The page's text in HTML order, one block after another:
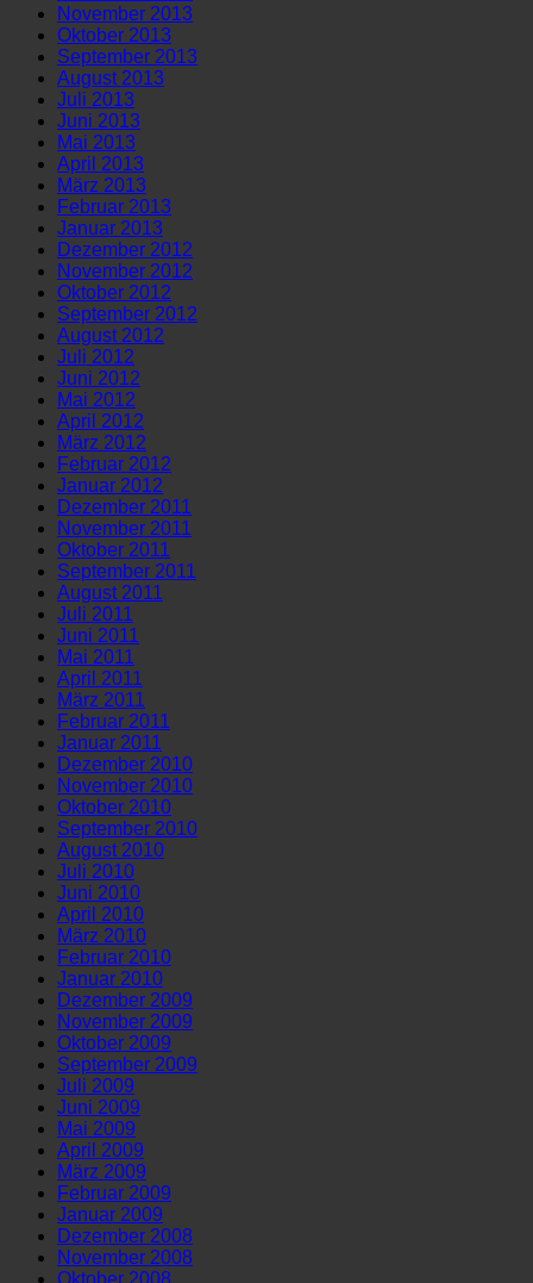
November 2013
Oktober 2013
September 2013
August 2013
Juli 2013
Juni 2013
Mai 2013
April 2013
März 2013
Februar 2013
Januar 2013
Dezember 2012
November 2012
Oktober 2012
September 2012
August 2012
Juli 2012
Juni 2012
Mai 2012
April 2012
März 2012
Februar 2012
Januar 2012
Dezember 2011
November 2011
Oktober 2011
September 2011
August 2011
Juli 2011
Juni 2011
Mai 2011
April 2011
März 2011
Februar 2011
Januar 2011
Dezember 2010
November 2010
Oktober 2010
September 2010
August 2010
Juli 2010
Juni 2010
April 2010
März 2010
Februar 2010
Januar 2010
Dezember 2009
November 2009
Oktober 2009
September 2009
Juli 2009
Juni 2009
Mai 2009
April 2009
März 2009
Februar 2009
Januar 2009
Dezember 2008
November 2008
Oktober 2008